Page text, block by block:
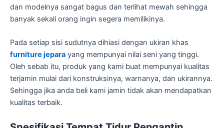
dan modelnya sangat bagus dan terlihat mewah sehingga
banyak sekali orang ingin segera memilikinya.
Pada setiap sisi sudutnya dihiasi dengan ukiran khas
furniture jepara yang mempunyai nilai seni yang tinggi.
Oleh sebab itu, produk yang kami buat mempunyai kualitas
terjamin mulai dari konstruksinya, warnanya, dan ukirannya.
Sehingga jika anda beli kami jamin tidak akan mendapatkan
kualitas terbaik.